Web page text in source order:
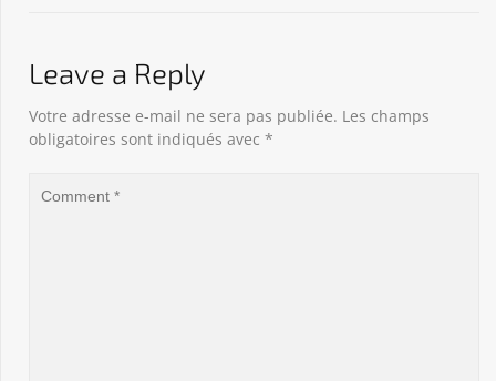
Leave a Reply
Votre adresse e-mail ne sera pas publiée. Les champs
obligatoires sont indiqués avec *